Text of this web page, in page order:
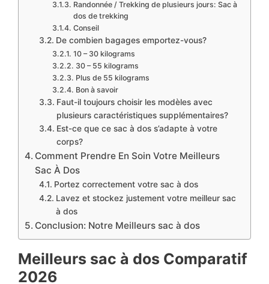
Randonnée / Trekking de plusieurs jours: Sac à
dos de trekking
Conseil
De combien bagages emportez-vous?
10 – 30 kilograms
30 – 55 kilograms
Plus de 55 kilograms
Bon à savoir
Faut-il toujours choisir les modèles avec
plusieurs caractéristiques supplémentaires?
Est-ce que ce sac à dos s’adapte à votre
corps?
Comment Prendre En Soin Votre Meilleurs
Sac À Dos
Portez correctement votre sac à dos
Lavez et stockez justement votre meilleur sac
à dos
Conclusion: Notre Meilleurs sac à dos
Meilleurs sac à dos Comparatif ​
2026